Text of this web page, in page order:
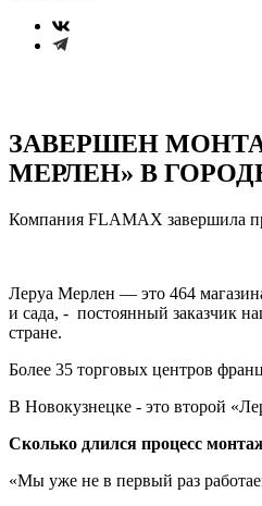
ЗАВЕРШЕН
МЕРЛЕН» В
Компания FLAMAX завершила
Леруа Мерлен — это 464
и сада, - постоянный заказчик
стране.
Более 35 торговых центров
В Новокузнецке - это второй
Сколько длился процесс
«Мы уже не в первый раз